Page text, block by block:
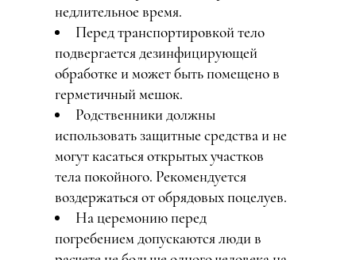
недлительное время.
Перед транспортировкой тело
подвергается дезинфицирующей
обработке и может быть помещено в
герметичный мешок.
Родственники должны
использовать защитные средства и не
могут касаться открытых участков
тела покойного. Рекомендуется
воздержаться от обрядовых поцелуев.
На церемонию перед
погребением допускаются люди в